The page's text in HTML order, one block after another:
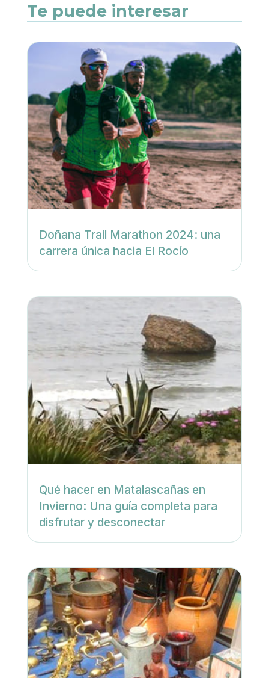
Te puede interesar
Doñana Trail Marathon 2024: una
carrera única hacia El Rocío
Qué hacer en Matalascañas en
Invierno: Una guía completa para
disfrutar y desconectar